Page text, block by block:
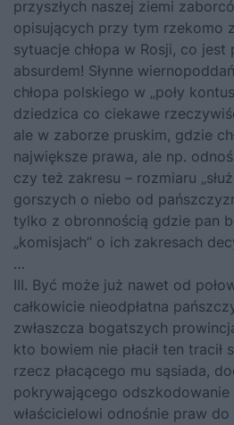
przyszłych naszej ziemi
opisujących przy tym rzekomo
sytuacje chłopa w Rosji, co
absurdem! Słynne
chłopa polskiego w „poły
dziedzica co ciekawe
ale w zaborze pruskim, gdzie
największe prawa, ale np.
czy też zakresu – rozmiaru
gorszych o niebo od
tylko z obronnością gdzie pan
„komisjach” o ich zakresach
…
III. Być może już nawet od
całkowicie nieodpłatna
zwłaszcza bogatszych
kto bowiem nie płacił ten tracił
rzecz płacącego mu sąsiada,
pokrywającego odszkodowanie
właścicielowi odnośnie praw